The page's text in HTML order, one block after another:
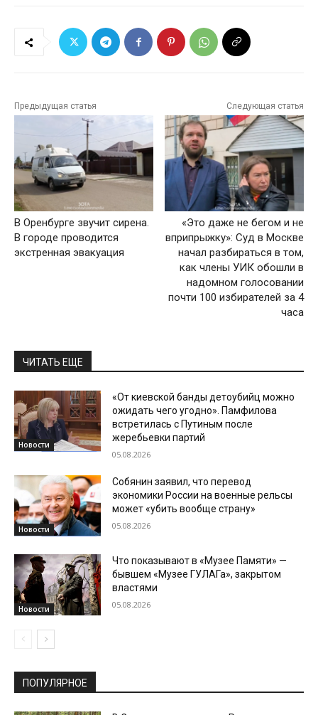
Предыдущая статья
В Оренбурге звучит сирена.
В городе проводится
экстренная эвакуация
Следующая статья
«Это даже не бегом и не
вприпрыжку»: Суд в Москве
начал разбираться в том,
как члены УИК обошли в
надомном голосовании
почти 100 избирателей за 4
часа
ЧИТАТЬ ЕЩЕ
Новости
«От киевской банды детоубийц можно
ожидать чего угодно». Памфилова
встретилась с Путиным после
жеребьевки партий
05.08.2026
Новости
Собянин заявил, что перевод
экономики России на военные рельсы
может «убить вообще страну»
05.08.2026
Новости
Что показывают в «Музее Памяти» —
бывшем «Музее ГУЛАГа», закрытом
властями
05.08.2026
ПОПУЛЯРНОЕ